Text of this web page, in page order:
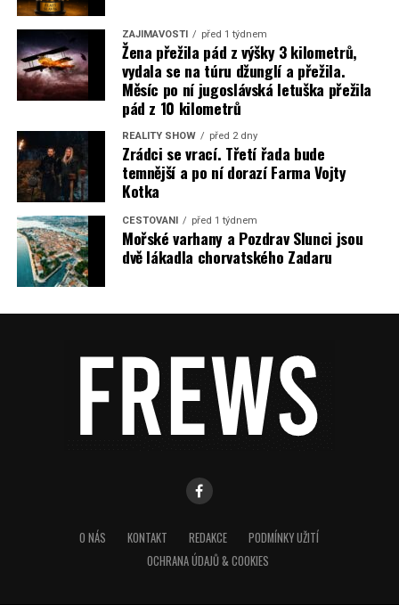
ZAJÍMAVOSTI před 1 týdnem
Žena přežila pád z výšky 3 kilometrů,
vydala se na túru džunglí a přežila.
Měsíc po ní jugoslávská letuška přežila
pád z 10 kilometrů
REALITY SHOW před 2 dny
Zrádci se vrací. Třetí řada bude
temnější a po ní dorazí Farma Vojty
Kotka
CESTOVÁNÍ před 1 týdnem
Mořské varhany a Pozdrav Slunci jsou
dvě lákadla chorvatského Zadaru
O NÁS KONTAKT REDAKCE
PODMÍNKY UŽITÍ
OCHRANA ÚDAJŮ & COOKIES